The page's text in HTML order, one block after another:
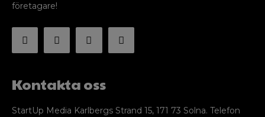
företagare!
Kontakta oss
StartUp Media Karlbergs Strand 15, 171 73 Solna. Telefon